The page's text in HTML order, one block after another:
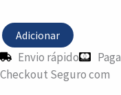
Cosmos
Black
Gold
Adicionar
Envio rápido
Checkout Seguro com